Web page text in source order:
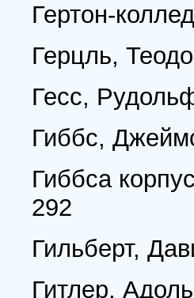
Гертон-
Герцль,
Гесс,
Гиббс,
Гиббса
292
Гильберт,
Гитлер,